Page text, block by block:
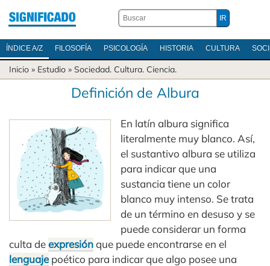
ÍNDICE A/Z FILOSOFÍA PSICOLOGÍA HISTORIA CULTURA
Inicio » Estudio » Sociedad. Cultura. Ciencia.
Definición de Albura
En latín albura significa
literalmente muy blanco. Así,
el sustantivo albura se utiliza
para indicar que una
sustancia tiene un color
blanco muy intenso. Se trata
de un término en desuso y se
puede considerar un forma
culta deexpresiónque puede encontrarse en el
lenguajepoético para indicar que algo posee una